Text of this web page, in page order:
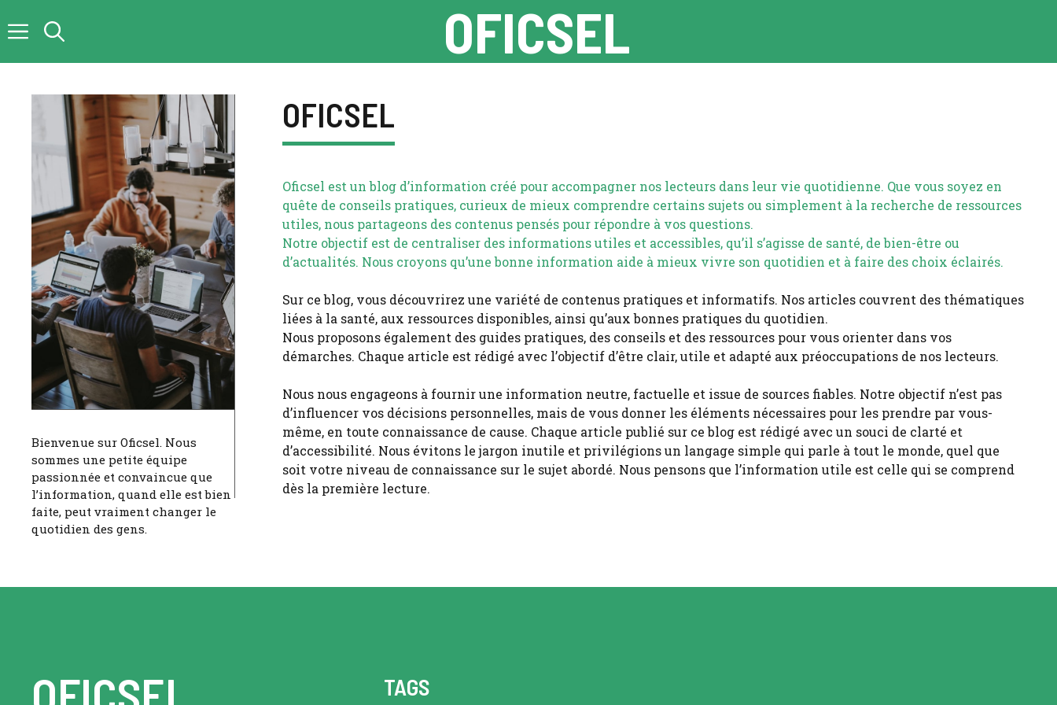
au
OFICSEL
Bienvenue sur Oficsel. Nous
sommes une petite équipe
passionnée et convaincue que
l’information, quand elle est bien
faite, peut vraiment changer le
quotidien des gens.
OFICSEL
Oficsel est un blog d’information créé pour accompagner nos lecteurs dans leur vie quotidienne. Que vous soyez en
quête de conseils pratiques, curieux de mieux comprendre certains sujets ou simplement à la recherche de ressources
utiles, nous partageons des contenus pensés pour répondre à vos questions.
Notre objectif est de centraliser des informations utiles et accessibles, qu’il s’agisse de santé, de bien-être ou
d’actualités. Nous croyons qu’une bonne information aide à mieux vivre son quotidien et à faire des choix éclairés.
Sur ce blog, vous découvrirez une variété de contenus pratiques et informatifs. Nos articles couvrent des thématiques
liées à la santé, aux ressources disponibles, ainsi qu’aux bonnes pratiques du quotidien.
Nous proposons également des guides pratiques, des conseils et des ressources pour vous orienter dans vos
démarches. Chaque article est rédigé avec l’objectif d’être clair, utile et adapté aux préoccupations de nos lecteurs.
Nous nous engageons à fournir une information neutre, factuelle et issue de sources fiables. Notre objectif n’est pas
d’influencer vos décisions personnelles, mais de vous donner les éléments nécessaires pour les prendre par vous-
même, en toute connaissance de cause. Chaque article publié sur ce blog est rédigé avec un souci de clarté et
d’accessibilité. Nous évitons le jargon inutile et privilégions un langage simple qui parle à tout le monde, quel que
soit votre niveau de connaissance sur le sujet abordé. Nous pensons que l’information utile est celle qui se comprend
dès la première lecture.
OFICSEL TAGS